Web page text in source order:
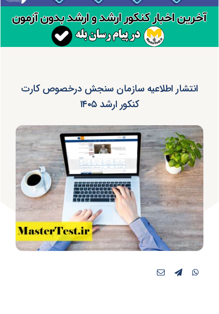
انتشار اطلاعیه سازمان سنجش درخصوص کارت
کنکور ارشد ۱۴۰۵